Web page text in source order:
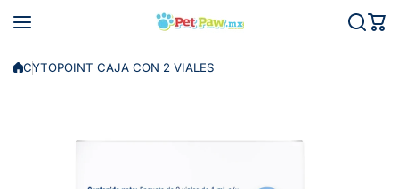
CYTOPOINT CAJA CON 2 VIALES